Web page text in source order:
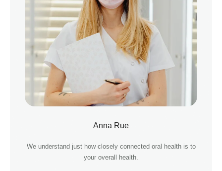
Anna Rue
We understand just how closely connected oral health is to
your overall health.